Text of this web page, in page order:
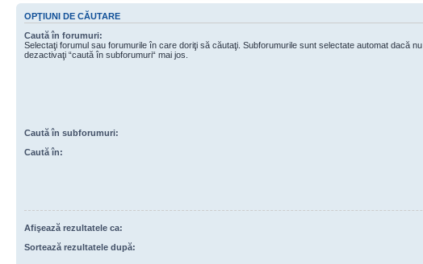
OPŢIUNI DE CĂUTARE
Caută în forumuri:
Selectaţi forumul sau forumurile în care doriţi să căutaţi. Subforumurile sunt selectate automat dacă nu
dezactivaţi “caută în subforumuri“ mai jos.
Caută în subforumuri:
Caută în:
Afişează rezultatele ca:
Sortează rezultatele după: